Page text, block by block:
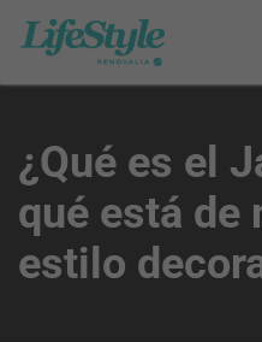
¿Qué es el
qué está de
estilo